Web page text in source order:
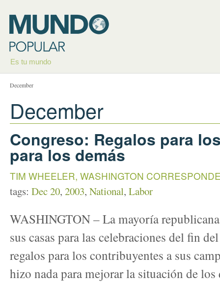
Es tu mundo
December
December
Congreso: Regalos para
para los demás
TIM WHEELER, WASHINGTON
tags: Dec 20, 2003, National, Labor
WASHINGTON – La mayoría
sus casas para las celebraciones del fin
regalos para los contribuyentes a sus
hizo nada para mejorar la situación de los